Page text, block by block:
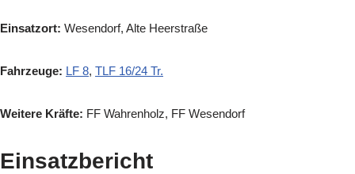
Einsatzort: Wesendorf, Alte Heerstraße
Fahrzeuge: LF 8, TLF 16/24 Tr.
Weitere Kräfte: FF Wahrenholz, FF Wesendorf
Einsatzbericht